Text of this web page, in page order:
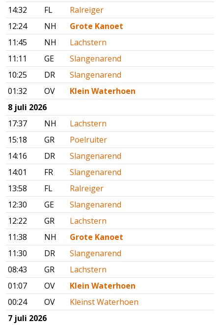
14:32
FL
Ralreiger
12:24
NH
Grote Kanoet
11:45
NH
Lachstern
11:11
GE
Slangenarend
10:25
DR
Slangenarend
01:32
OV
Klein Waterhoen
8 juli 2026
17:37
NH
Lachstern
15:18
GR
Poelruiter
14:16
DR
Slangenarend
14:01
FR
Slangenarend
13:58
FL
Ralreiger
12:30
GE
Slangenarend
12:22
GR
Lachstern
11:38
NH
Grote Kanoet
11:30
DR
Slangenarend
08:43
GR
Lachstern
01:07
OV
Klein Waterhoen
00:24
OV
Kleinst Waterhoen
7 juli 2026